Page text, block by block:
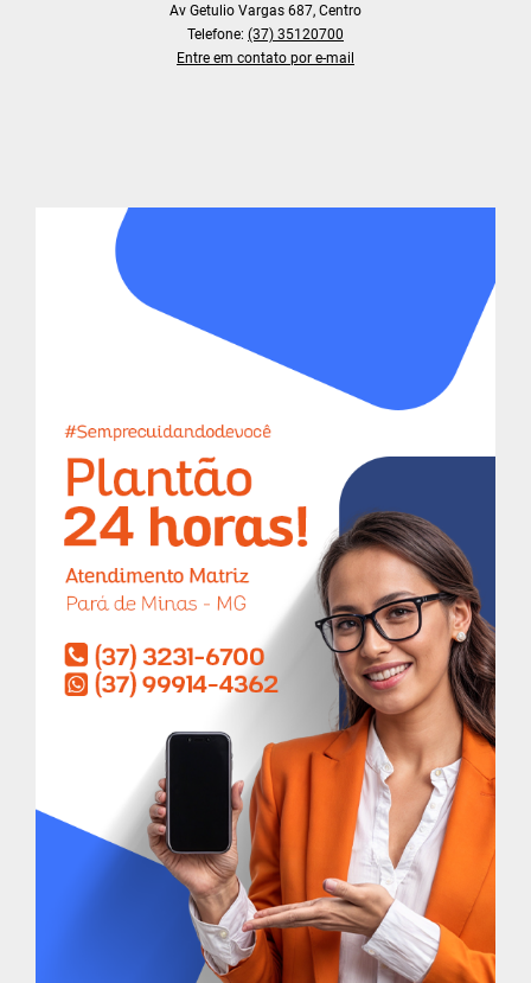
Av Getulio Vargas 687, Centro
Telefone: (37) 35120700
Entre em contato por e-mail